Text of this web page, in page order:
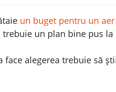
un buget pentru un
un plan bine pus la
face alegerea trebuie să